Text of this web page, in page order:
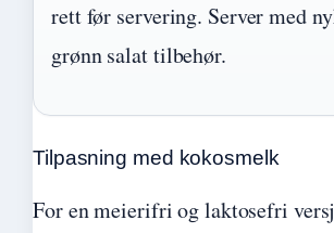
rett før servering. Server med
grønn salat tilbehør.
Tilpasning med kokosmelk
For en meierifri og laktosefri